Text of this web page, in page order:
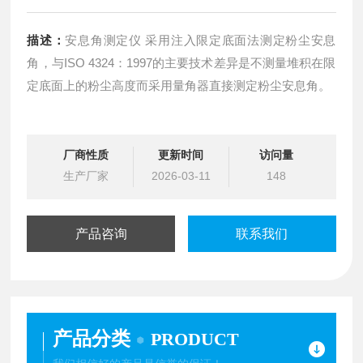
描述：安息角测定仪 采用注入限定底面法测定粉尘安息
角，与ISO 4324：1997的主要技术差异是不测量堆积在限
定底面上的粉尘高度而采用量角器直接测定粉尘安息角。
厂商性质
生产厂家
更新时间
2026-03-11
访问量
148
产品咨询 联系我们
产品分类 PRODUCT